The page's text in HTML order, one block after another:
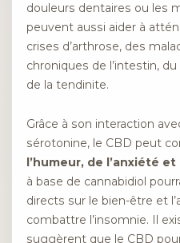
douleurs dentaires ou les
peuvent aussi aider à
crises d’arthrose, des
chroniques de l’intestin,
de la tendinite.
Grâce à son interaction
sérotonine, le CBD peut
l’humeur, de l’anxiété
à base de cannabidiol
directs sur le bien-être et
combattre l’insomnie. Il
suggèrent que le CBD